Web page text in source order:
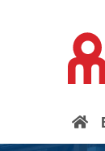
Zur Navigation